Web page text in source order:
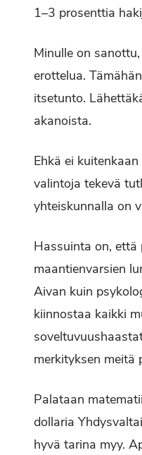
1–3 prosenttia
Minulle on
erottelua.
itsetunto.
akanoista.
Ehkä ei
valintoja tekevä
yhteiskunnalla on
Hassuinta on,
maantienvarsien
Aivan kuin
kiinnostaa kaikki
merkityksen meitä
Palataan
dollaria
hyvä tarina myy.